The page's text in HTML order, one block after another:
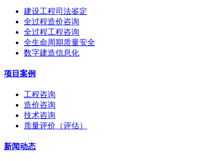
建设工程司法鉴定
全过程造价咨询
全过程工程咨询
全生命周期质量安全
数字建造信息化
项目案例
工程咨询
造价咨询
技术咨询
质量评价（评估）
新闻动态